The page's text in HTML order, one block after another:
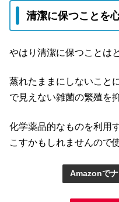
清潔に保つことを
やはり清潔に保つことは
蒸れたままにしないこと
で見えない雑菌の繁殖を
化学薬品的なものを利用
こすかもしれませんので
Amazonで